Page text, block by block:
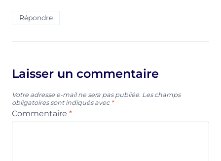
Répondre
Laisser un commentaire
Votre adresse e-mail ne sera pas publiée. Les champs
obligatoires sont indiqués avec *
Commentaire *